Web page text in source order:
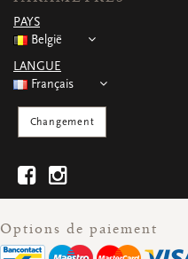
PAYS
België
LANGUE
Français
Changement
Options de paiement